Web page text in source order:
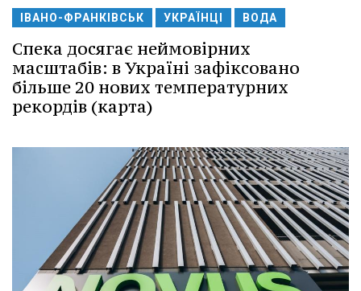
ІВАНО-ФРАНКІВСЬК УКРАЇНЦІ ВОДА
Спека досягає неймовірних
масштабів: в Україні зафіксовано
більше 20 нових температурних
рекордів (карта)